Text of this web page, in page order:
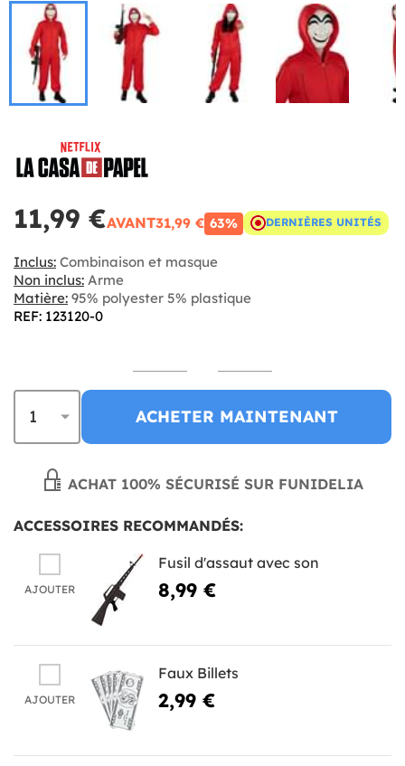
11,99 €AVANT31,99 € 63% DERNIÈRES UNITÉS
Inclus: Combinaison et masque
Non inclus: Arme
Matière: 95% polyester 5% plastique
REF: 123120-0
ACHETER MAINTENANT
ACHAT 100% SÉCURISÉ SUR FUNIDELIA
ACCESSOIRES RECOMMANDÉS:
AJOUTER
Fusil d'assaut avec son
8,99 €
AJOUTER
Faux Billets
2,99 €